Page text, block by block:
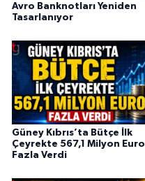
Avro Banknotları Yeniden
Tasarlanıyor
Güney Kıbrıs’ta Bütçe İlk
Çeyrekte 567,1 Milyon Euro
Fazla Verdi